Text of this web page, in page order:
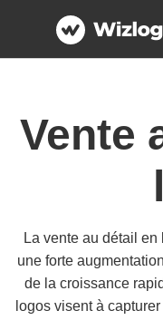
Vente
La vente au détail
une forte
de la croissance
logos visent à